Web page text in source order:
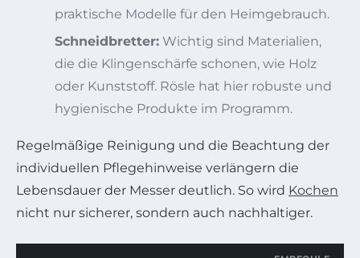
praktische Modelle für den Heimgebrauch.
Schneidbretter: Wichtig sind Materialien,
die die Klingenschärfe schonen, wie Holz
oder Kunststoff. Rösle hat hier robuste und
hygienische Produkte im Programm.
Regelmäßige Reinigung und die Beachtung der
individuellen Pflegehinweise verlängern die
Lebensdauer der Messer deutlich. So wird Kochen
nicht nur sicherer, sondern auch nachhaltiger.